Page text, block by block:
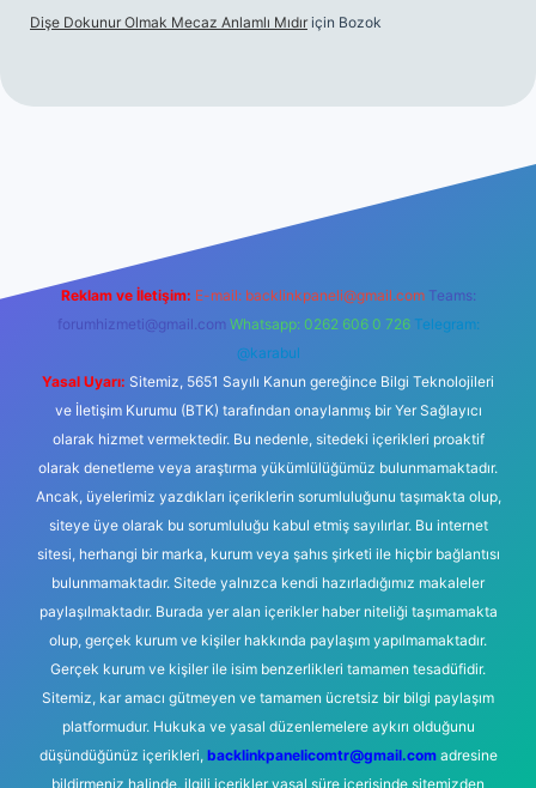
Dişe Dokunur Olmak Mecaz Anlamlı Mıdır için Bozok
Reklam ve İletişim: E-mail: backlinkpaneli@gmail.com Teams:
forumhizmeti@gmail.com Whatsapp: 0262 606 0 726 Telegram:
@karabul
Yasal Uyarı: Sitemiz, 5651 Sayılı Kanun gereğince Bilgi Teknolojileri
ve İletişim Kurumu (BTK) tarafından onaylanmış bir Yer Sağlayıcı
olarak hizmet vermektedir. Bu nedenle, sitedeki içerikleri proaktif
olarak denetleme veya araştırma yükümlülüğümüz bulunmamaktadır.
Ancak, üyelerimiz yazdıkları içeriklerin sorumluluğunu taşımakta olup,
siteye üye olarak bu sorumluluğu kabul etmiş sayılırlar. Bu internet
sitesi, herhangi bir marka, kurum veya şahıs şirketi ile hiçbir bağlantısı
bulunmamaktadır. Sitede yalnızca kendi hazırladığımız makaleler
paylaşılmaktadır. Burada yer alan içerikler haber niteliği taşımamakta
olup, gerçek kurum ve kişiler hakkında paylaşım yapılmamaktadır.
Gerçek kurum ve kişiler ile isim benzerlikleri tamamen tesadüfidir.
Sitemiz, kar amacı gütmeyen ve tamamen ücretsiz bir bilgi paylaşım
platformudur. Hukuka ve yasal düzenlemelere aykırı olduğunu
düşündüğünüz içerikleri, backlinkpanelicomtr@gmail.comadresine
bildirmeniz halinde, ilgili içerikler yasal süre içerisinde sitemizden